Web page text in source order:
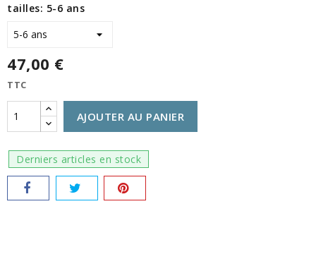
tailles: 5-6 ans
47,00 €
TTC
AJOUTER AU PANIER
Derniers articles en stock